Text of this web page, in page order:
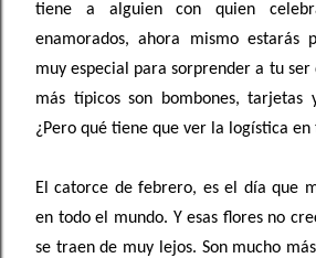
tiene a alguien con quien
enamorados, ahora mismo estarás
muy especial para sorprender a tu ser
más típicos son bombones, tarjetas
¿Pero qué tiene que ver la logística en
El catorce de febrero, es el día que
en todo el mundo. Y esas flores no
se traen de muy lejos. Son mucho